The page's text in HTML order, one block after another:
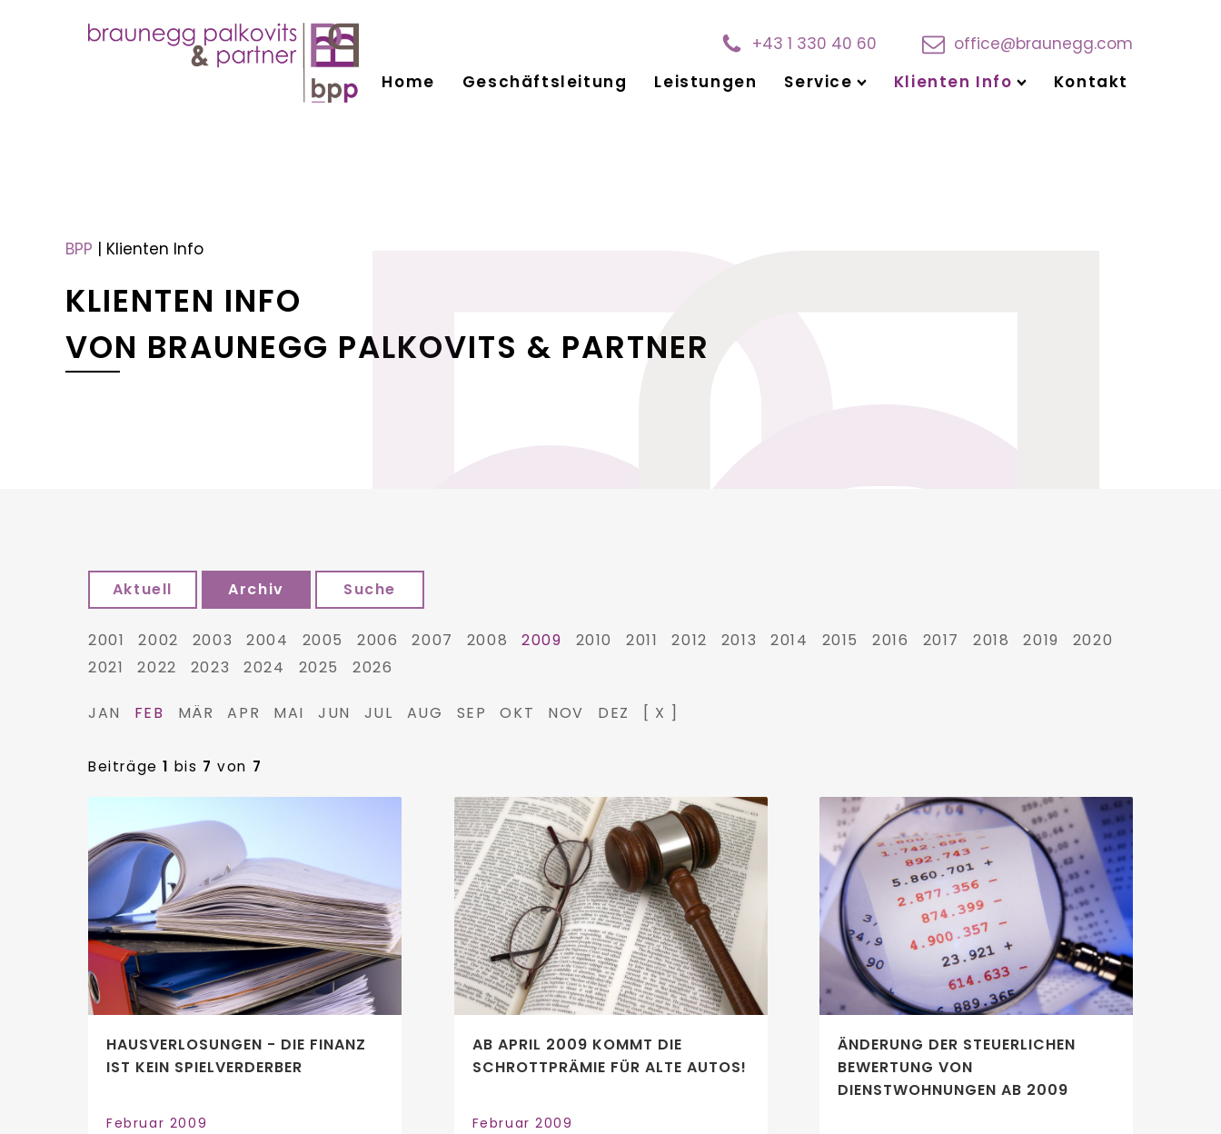
+43 1 330 40 60
office@braunegg.com
Home
Geschäftsleitung Leistungen Service Klienten Info Kontakt
BPP | Klienten Info
KLIENTEN INFO
VON BRAUNEGG PALKOVITS & PARTNER
Aktuell Archiv Suche
2001 2002 2003 2004 2005 2006 2007 2008 2009 2010 2011 2012 2013 2014 2015 2016 2017 2018 2019
2020
2021
2022 2023 2024 2025 2026
JAN FEB MÄR APR MAI JUN JUL AUG SEP OKT NOV DEZ [ X ]
Beiträge1 bis 7 von 7
HAUSVERLOSUNGEN - DIE FINANZ
IST KEIN SPIELVERDERBER
Februar 2009
AB APRIL 2009 KOMMT DIE
SCHROTTPRÄMIE FÜR ALTE AUTOS!
Februar 2009
ÄNDERUNG DER STEUERLICHEN
BEWERTUNG VON
DIENSTWOHNUNGEN AB 2009